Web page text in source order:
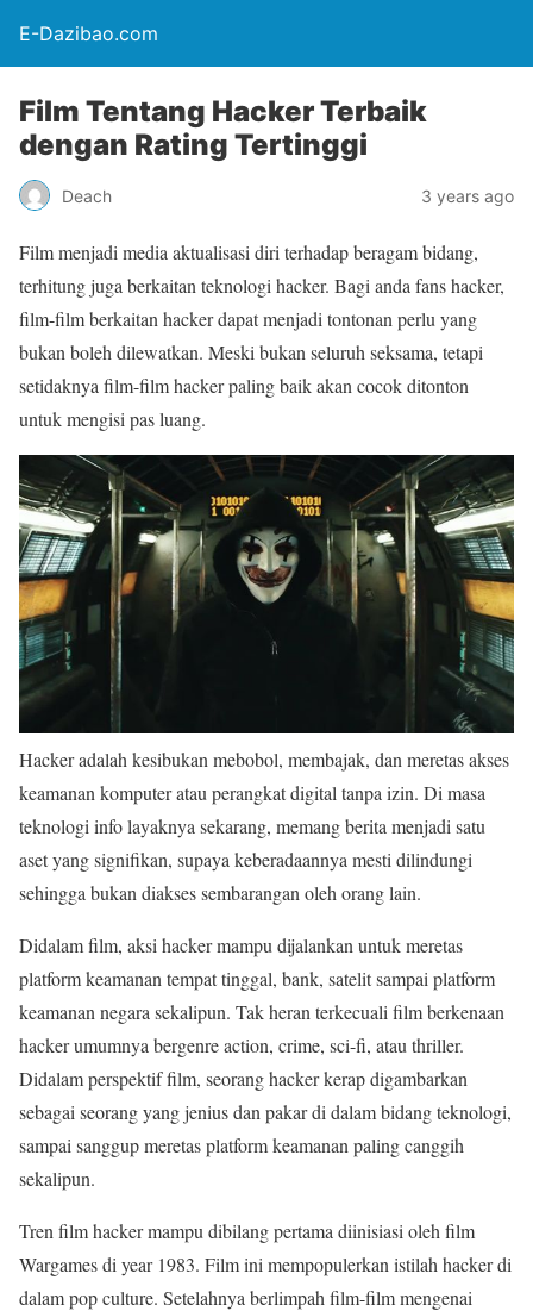
E-Dazibao.com
Film Tentang Hacker Terbaik
dengan Rating Tertinggi
Deach 3 years ago
Film menjadi media aktualisasi diri terhadap beragam bidang,
terhitung juga berkaitan teknologi hacker. Bagi anda fans hacker,
film-film berkaitan hacker dapat menjadi tontonan perlu yang
bukan boleh dilewatkan. Meski bukan seluruh seksama, tetapi
setidaknya film-film hacker paling baik akan cocok ditonton
untuk mengisi pas luang.
Hacker adalah kesibukan mebobol, membajak, dan meretas akses
keamanan komputer atau perangkat digital tanpa izin. Di masa
teknologi info layaknya sekarang, memang berita menjadi satu
aset yang signifikan, supaya keberadaannya mesti dilindungi
sehingga bukan diakses sembarangan oleh orang lain.
Didalam film, aksi hacker mampu dijalankan untuk meretas
platform keamanan tempat tinggal, bank, satelit sampai platform
keamanan negara sekalipun. Tak heran terkecuali film berkenaan
hacker umumnya bergenre action, crime, sci-fi, atau thriller.
Didalam perspektif film, seorang hacker kerap digambarkan
sebagai seorang yang jenius dan pakar di dalam bidang teknologi,
sampai sanggup meretas platform keamanan paling canggih
sekalipun.
Tren film hacker mampu dibilang pertama diinisiasi oleh film
Wargames di year 1983. Film ini mempopulerkan istilah hacker di
dalam pop culture. Setelahnya berlimpah film-film mengenai